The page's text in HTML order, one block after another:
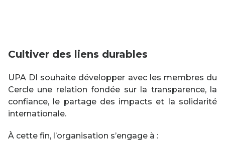
Cultiver des liens durables
UPA DI souhaite développer avec les membres du
Cercle une relation fondée sur la transparence, la
confiance, le partage des impacts et la solidarité
internationale.
À cette fin, l’organisation s’engage à :